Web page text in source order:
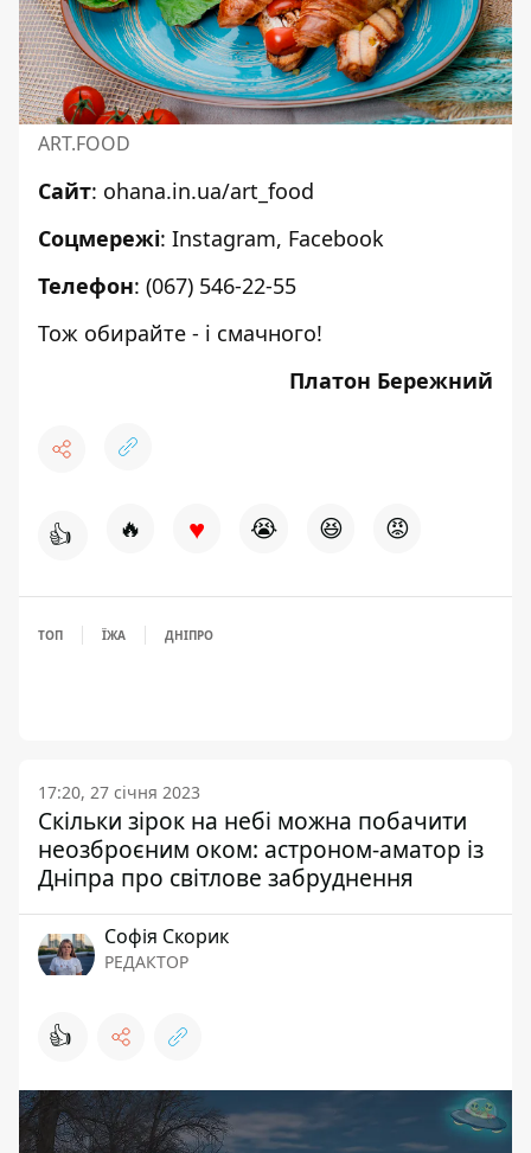
ART.FOOD
Сайт: ohana.in.ua/art_food
Соцмережі: Instagram, Facebook
Телефон: (067) 546-22-55
Тож обирайте - і смачного!
Платон Бережний
👍 🔥 ♥ 😭 😆 😡
ТОП ЇЖА ДНІПРО
17:20, 27 січня 2023
Скільки зірок на небі можна побачити
неозброєним оком: астроном-аматор із
Дніпра про світлове забруднення
Софія Скорик
РЕДАКТОР
👍